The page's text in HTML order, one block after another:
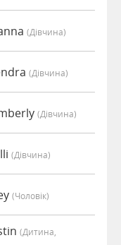
(дівчина)
(дівчина)
(дівчина)
(дівчина)
(чоловік)
(дитина,